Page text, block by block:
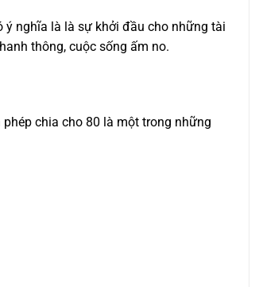
ý nghĩa là là sự khởi đầu cho những tài
thông, cuộc sống ấm no.
chia cho 80 là một trong những